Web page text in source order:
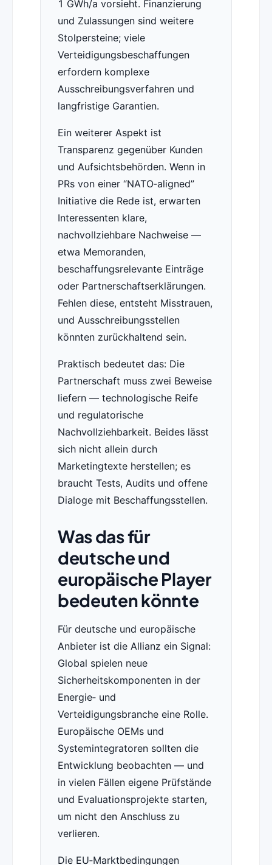
1 GWh/a vorsieht. Finanzierung
und Zulassungen sind weitere
Stolpersteine; viele
Verteidigungsbeschaffungen
erfordern komplexe
Ausschreibungsverfahren und
langfristige Garantien.
Ein weiterer Aspekt ist
Transparenz gegenüber Kunden
und Aufsichtsbehörden. Wenn in
PRs von einer “NATO‑aligned”
Initiative die Rede ist, erwarten
Interessenten klare,
nachvollziehbare Nachweise —
etwa Memoranden,
beschaffungsrelevante Einträge
oder Partnerschaftserklärungen.
Fehlen diese, entsteht Misstrauen,
und Ausschreibungsstellen
könnten zurückhaltend sein.
Praktisch bedeutet das: Die
Partnerschaft muss zwei Beweise
liefern — technologische Reife
und regulatorische
Nachvollziehbarkeit. Beides lässt
sich nicht allein durch
Marketingtexte herstellen; es
braucht Tests, Audits und offene
Dialoge mit Beschaffungsstellen.
Was das für
deutsche und
europäische Player
bedeuten könnte
Für deutsche und europäische
Anbieter ist die Allianz ein Signal:
Global spielen neue
Sicherheitskomponenten in der
Energie‑ und
Verteidigungsbranche eine Rolle.
Europäische OEMs und
Systemintegratoren sollten die
Entwicklung beobachten — und
in vielen Fällen eigene Prüfstände
und Evaluationsprojekte starten,
um nicht den Anschluss zu
verlieren.
Die EU‑Marktbedingungen